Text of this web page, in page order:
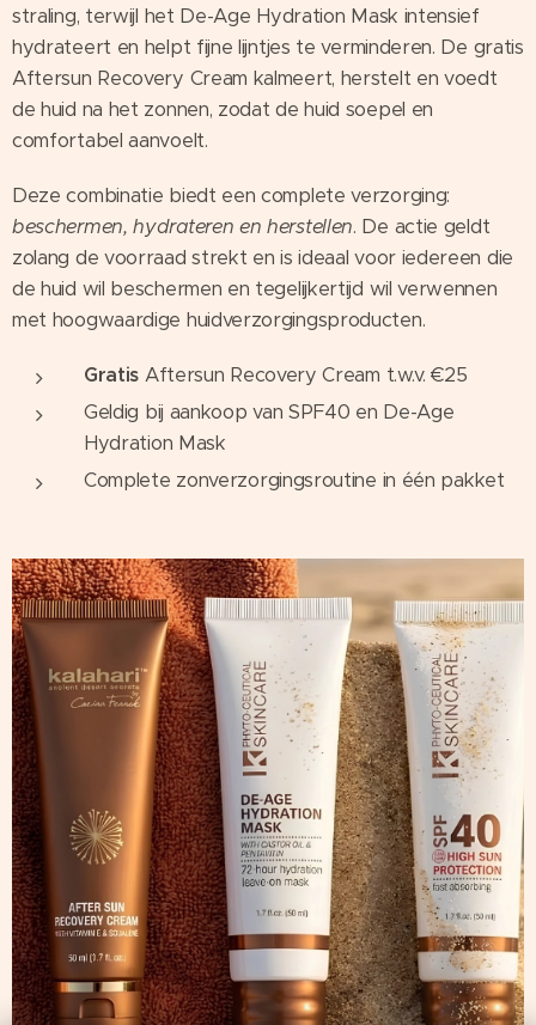
straling, terwijl het De-Age Hydration Mask intensief
hydrateert en helpt fijne lijntjes te verminderen. De gratis
Aftersun Recovery Cream kalmeert, herstelt en voedt
de huid na het zonnen, zodat de huid soepel en
comfortabel aanvoelt.
Deze combinatie biedt een complete verzorging:
beschermen, hydrateren en herstellen. De actie geldt
zolang de voorraad strekt en is ideaal voor iedereen die
de huid wil beschermen en tegelijkertijd wil verwennen
met hoogwaardige huidverzorgingsproducten.
Gratis Aftersun Recovery Cream t.w.v. €25
Geldig bij aankoop van SPF40 en De-Age
Hydration Mask
Complete zonverzorgingsroutine in één pakket